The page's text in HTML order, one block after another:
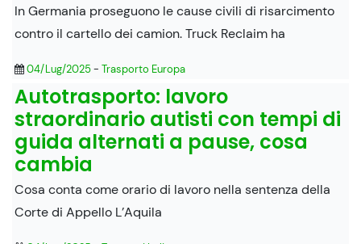
In Germania proseguono le cause civili di risarcimento
contro il cartello dei camion. Truck Reclaim ha
04/Lug/2025- Trasporto Europa
Autotrasporto: lavoro
straordinario autisti con tempi di
guida alternati a pause, cosa
cambia
Cosa conta come orario di lavoro nella sentenza della
Corte di Appello L’Aquila